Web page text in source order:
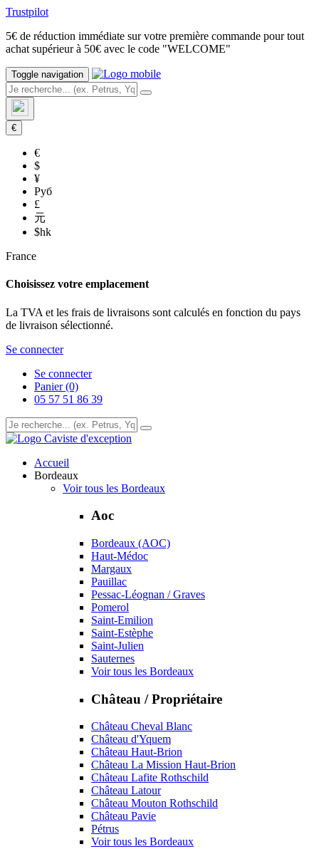
Trustpilot
5€ de réduction immédiate sur votre première commande pour tout
achat supérieur à 50€ avec le code "WELCOME"
Toggle navigation
€
€
$
¥
Руб
£
元
$hk
France
Choisissez votre emplacement
La TVA et les frais de livraisons sont calculés en fonction du pays
de livraison sélectionné.
Se connecter
Se connecter
Panier (0)
05 57 51 86 39
Caviste d'exception
Accueil
Bordeaux
Voir tous les Bordeaux
Aoc
Bordeaux (AOC)
Haut-Médoc
Margaux
Pauillac
Pessac-Léognan / Graves
Pomerol
Saint-Emilion
Saint-Estèphe
Saint-Julien
Sauternes
Voir tous les Bordeaux
Château / Propriétaire
Château Cheval Blanc
Château d'Yquem
Château Haut-Brion
Château La Mission Haut-Brion
Château Lafite Rothschild
Château Latour
Château Mouton Rothschild
Château Pavie
Pétrus
Voir tous les Bordeaux